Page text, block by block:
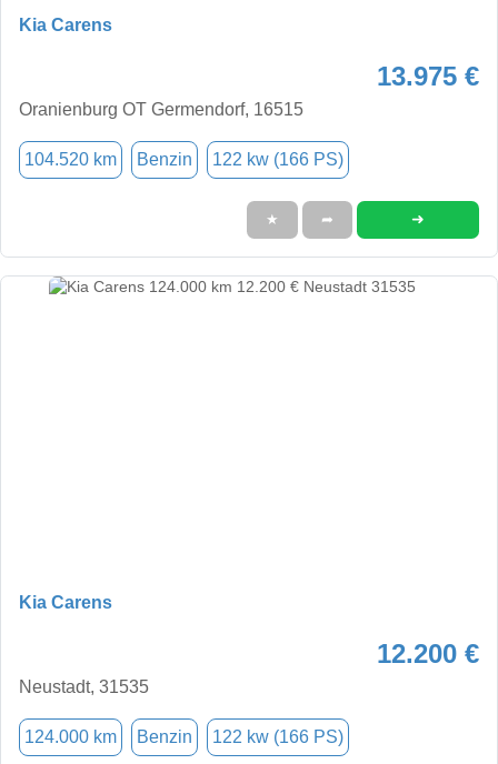
Kia Carens
13.975 €
Oranienburg OT Germendorf, 16515
104.520 km Benzin 122 kw (166 PS)
★ ➦ ➜
Kia Carens
12.200 €
Neustadt, 31535
124.000 km Benzin 122 kw (166 PS)